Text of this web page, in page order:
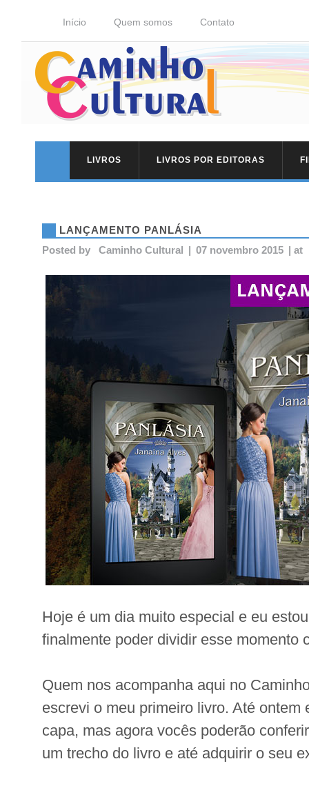
Início Quem somos Contato
LIVROS LIVROS POR EDITORAS
LANÇAMENTO PANLÁSIA
Posted by
Caminho Cultural | 07 novembro 2015 | at
Hoje é um dia muito especial e eu
finalmente poder dividir esse momento
Quem nos acompanha aqui no
escrevi o meu primeiro livro. Até ontem
capa, mas agora vocês poderão
um trecho do livro e até adquirir o seu